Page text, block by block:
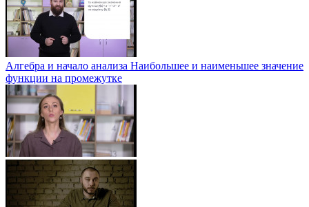
Алгебра и начало анализа Наибольшее и наименьшее значение
функции на промежутке